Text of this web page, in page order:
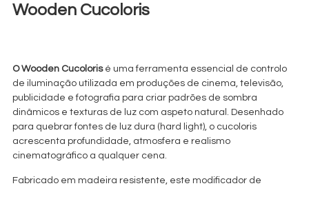
Wooden Cucoloris
O Wooden Cucoloris é uma ferramenta essencial de controlo
de iluminação utilizada em produções de cinema, televisão,
publicidade e fotografia para criar padrões de sombra
dinâmicos e texturas de luz com aspeto natural. Desenhado
para quebrar fontes de luz dura (hard light), o cucoloris
acrescenta profundidade, atmosfera e realismo
cinematográfico a qualquer cena.
Fabricado em madeira resistente, este modificador de